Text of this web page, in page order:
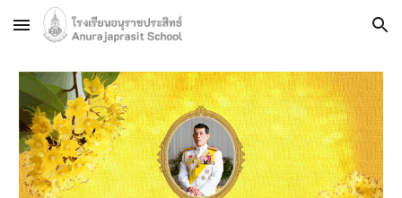
Skip to main content Skip to navigation